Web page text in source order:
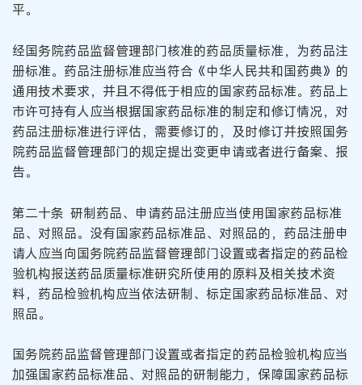
平。
经国务院药品监督管理部门核准的药品质量标准，为药品注
册标准。药品注册标准应当符合《中华人民共和国药典》的
通用技术要求，并且不得低于相应的国家药品标准。药品上
市许可持有人应当根据国家药品标准的制定和修订情况，对
药品注册标准进行评估，需要修订的，及时修订并按照国务
院药品监督管理部门的规定提出变更申请或者进行备案、报
告。
第二十条 研制药品、申请药品注册应当使用国家药品标准
品、对照品。没有国家药品标准品、对照品的，药品注册申
请人应当向国务院药品监督管理部门设置或者指定的药品检
验机构报送药品质量标准研究所使用的原料及相关技术资
料，药品检验机构应当依法研制、标定国家药品标准品、对
照品。
国务院药品监督管理部门设置或者指定的药品检验机构应当
加强国家药品标准品、对照品的研制能力，保障国家药品标